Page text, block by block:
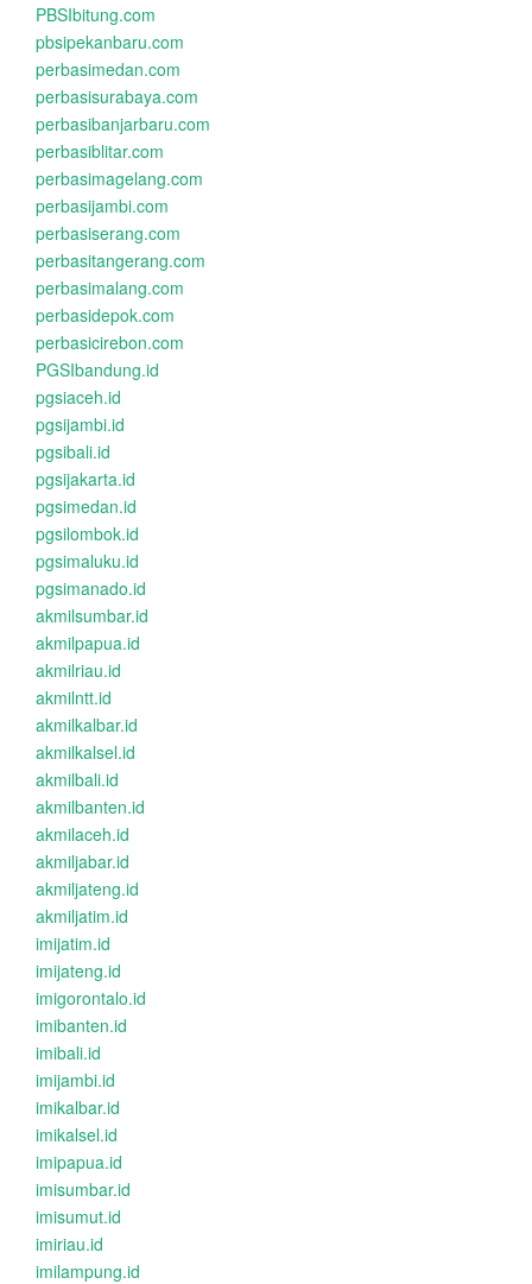
PBSIbitung.com
pbsipekanbaru.com
perbasimedan.com
perbasisurabaya.com
perbasibanjarbaru.com
perbasiblitar.com
perbasimagelang.com
perbasijambi.com
perbasiserang.com
perbasitangerang.com
perbasimalang.com
perbasidepok.com
perbasicirebon.com
PGSIbandung.id
pgsiaceh.id
pgsijambi.id
pgsibali.id
pgsijakarta.id
pgsimedan.id
pgsilombok.id
pgsimaluku.id
pgsimanado.id
akmilsumbar.id
akmilpapua.id
akmilriau.id
akmilntt.id
akmilkalbar.id
akmilkalsel.id
akmilbali.id
akmilbanten.id
akmilaceh.id
akmiljabar.id
akmiljateng.id
akmiljatim.id
imijatim.id
imijateng.id
imigorontalo.id
imibanten.id
imibali.id
imijambi.id
imikalbar.id
imikalsel.id
imipapua.id
imisumbar.id
imisumut.id
imiriau.id
imilampung.id